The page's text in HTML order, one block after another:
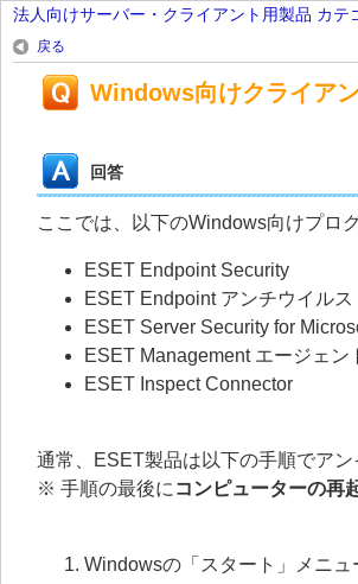
法人向けサーバー・クライアント用製品 カテ
戻る
Windows向けクライア
回答
ここでは、以下のWindows向けプロ
ESET Endpoint Security
ESET Endpoint アンチウイルス
ESET Server Security for
ESET Management エージェン
ESET Inspect Connector
通常、ESET製品は以下の手順でア
※ 手順の最後に コンピューターの再
Windowsの「スタート」メニ